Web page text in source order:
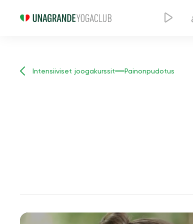
Intensiiviset joogakurssit Painonpudotus